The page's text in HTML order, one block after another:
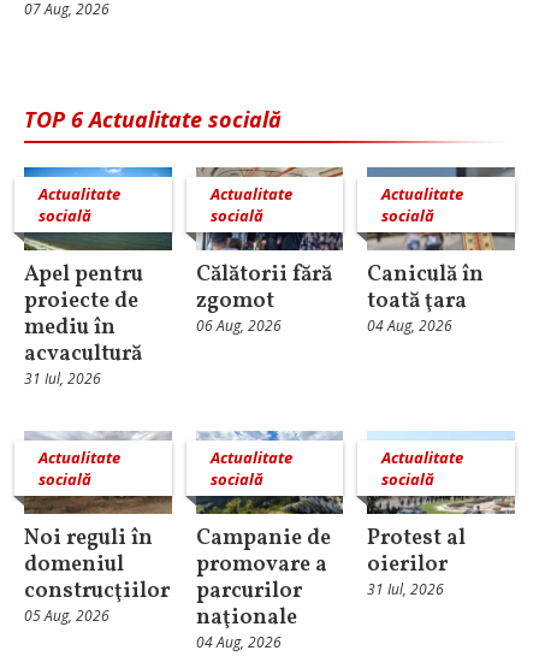
07 Aug, 2026
TOP 6 Actualitate socială
Actualitate
socială
Apel pentru
proiecte de
mediu în
acvacultură
31 Iul, 2026
Actualitate
socială
Călătorii fără
zgomot
06 Aug, 2026
Actualitate
socială
Caniculă în
toată ţara
04 Aug, 2026
Actualitate
socială
Noi reguli în
domeniul
construcţiilor
05 Aug, 2026
Actualitate
socială
Campanie de
promovare a
parcurilor
naţionale
04 Aug, 2026
Actualitate
socială
Protest al
oierilor
31 Iul, 2026